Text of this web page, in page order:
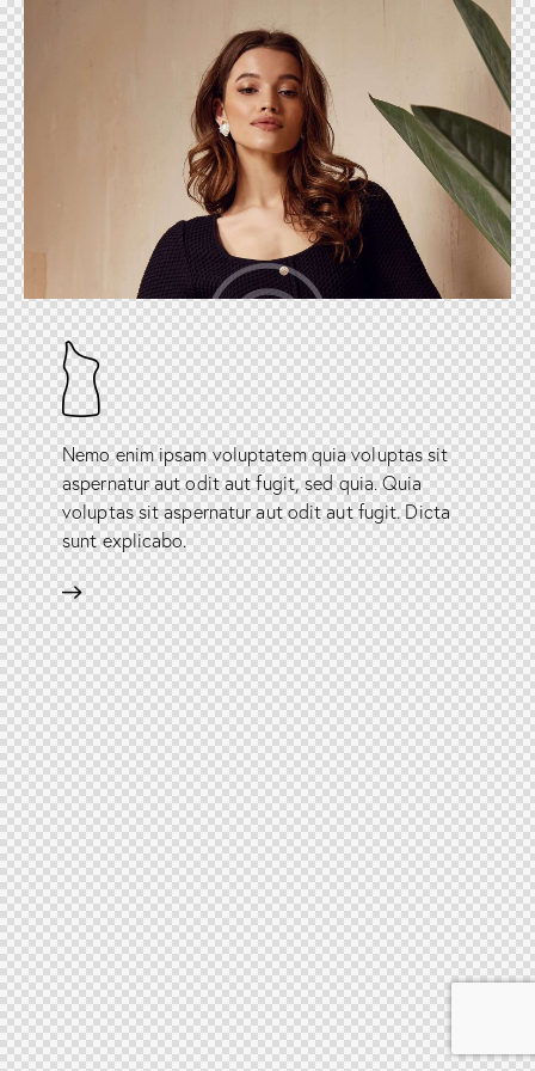
Nemo enim ipsam voluptatem quia voluptas sit
aspernatur aut odit aut fugit, sed quia. Quia
voluptas sit aspernatur aut odit aut fugit. Dicta
sunt explicabo.